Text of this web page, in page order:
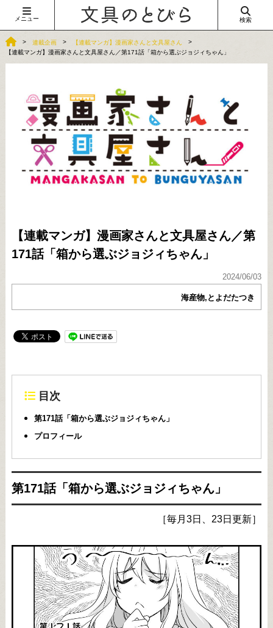
メニュー 検索
連載企画
【連載マンガ】漫画家さんと文具屋さん
【連載マンガ】漫画家さんと文具屋さん／第171話「箱から選ぶジョジィちゃん」
【連載マンガ】漫画家さんと文具屋さん／第
171話「箱から選ぶジョジィちゃん」
2024/06/03
海産物,とよだたつき
目次
第171話「箱から選ぶジョジィちゃん」
プロフィール
第171話「箱から選ぶジョジィちゃん」
［毎月3日、23日更新］